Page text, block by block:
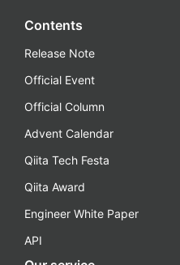
Contents
Release Note
Official Event
Official Column
Advent Calendar
Qiita Tech Festa
Qiita Award
Engineer White Paper
API